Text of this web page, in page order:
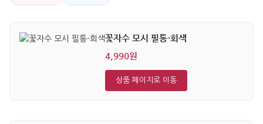
꽃자수 모시 필통-회색
4,990원
상품 페이지로 이동